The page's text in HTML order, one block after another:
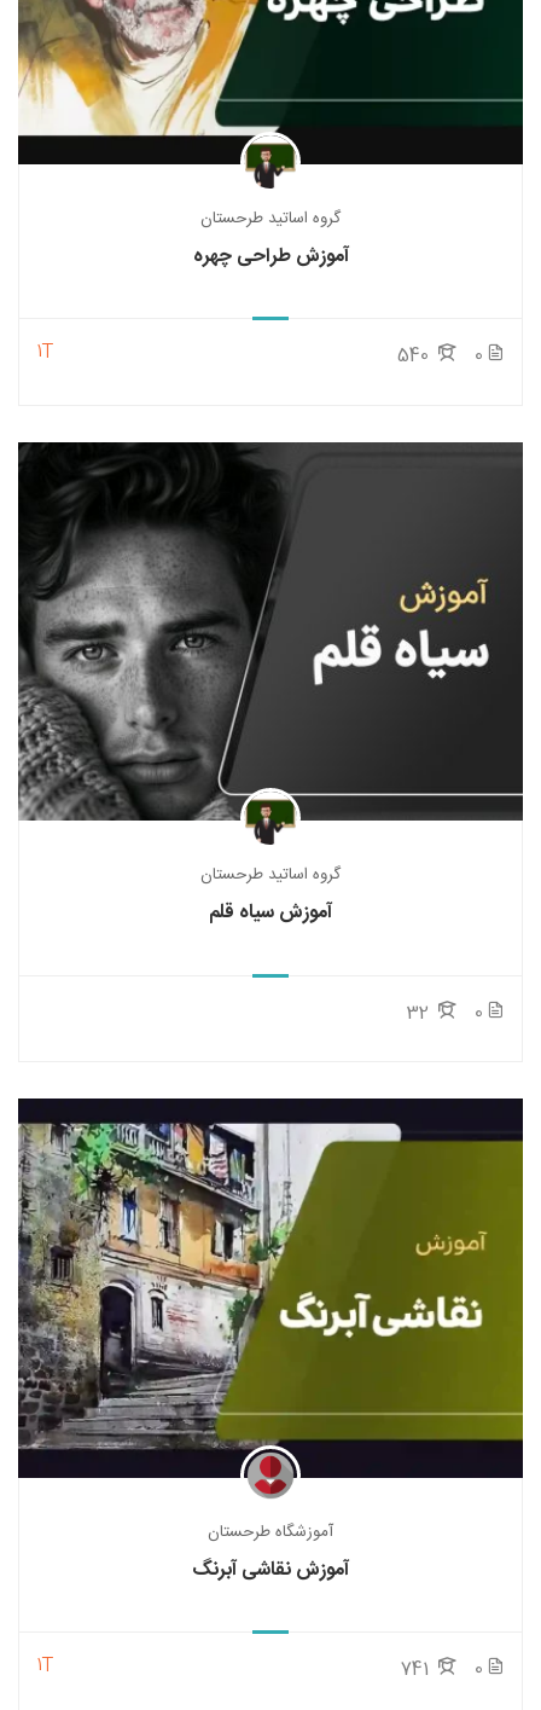
گروه اساتید طرحستان
آموزش طراحی چهره
0
1T
گروه اساتید طرحستان
آموزش سیاه قلم
0
آموزشگاه طرحستان
آموزش نقاشی آبرنگ
0
1T